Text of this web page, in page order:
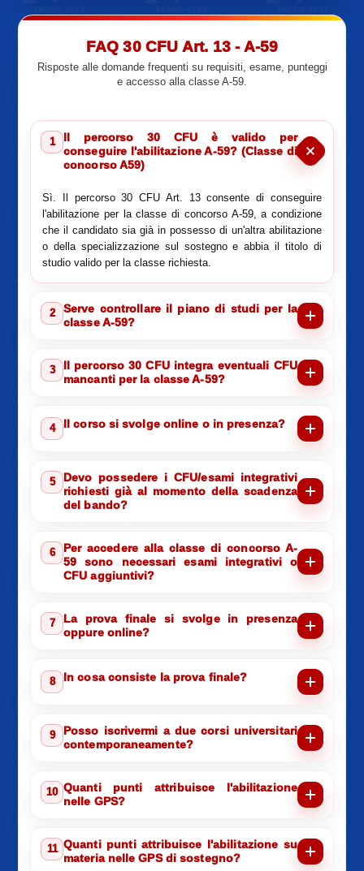
FAQ 30 CFU Art. 13 - A-59
Risposte alle domande frequenti su requisiti, esame, punteggi
e accesso alla classe A-59.
1
Il percorso 30 CFU è valido per
conseguire l'abilitazione A-59? (Classe di
concorso A59)
Sì. Il percorso 30 CFU Art. 13 consente di conseguire
l'abilitazione per la classe di concorso A-59, a condizione
che il candidato sia già in possesso di un'altra abilitazione
o della specializzazione sul sostegno e abbia il titolo di
studio valido per la classe richiesta.
2
Serve controllare il piano di studi per la
classe A-59?
3
Il percorso 30 CFU integra eventuali CFU
mancanti per la classe A-59?
4 Il corso si svolge online o in presenza?
5
Devo possedere i CFU/esami integrativi
richiesti già al momento della scadenza
del bando?
6
Per accedere alla classe di concorso A-
59 sono necessari esami integrativi o
CFU aggiuntivi?
7
La prova finale si svolge in presenza
oppure online?
8 In cosa consiste la prova finale?
9
Posso iscrivermi a due corsi universitari
contemporaneamente?
10 Quanti punti attribuisce l'abilitazione
nelle GPS?
11 Quanti punti attribuisce l'abilitazione su
materia nelle GPS di sostegno?